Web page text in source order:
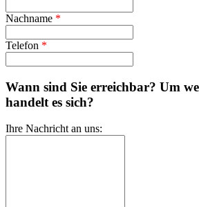
Nachname *
Telefon *
Wann sind Sie erreichbar? Um
handelt es sich?
Ihre Nachricht an uns: